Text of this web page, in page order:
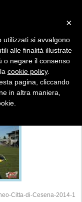
CESENA
Citta-di-Cesena-2014-1
×
utilizzati si avvalgono
alle finalità illustrate
o negare il consenso
cookie policy.
pagina, cliccando
in altra maniera,